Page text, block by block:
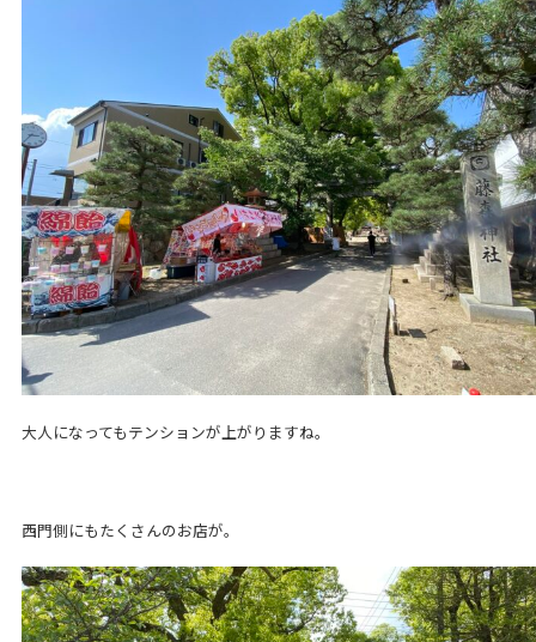
大人になってもテンションが上がりますね。
西門側にもたくさんのお店が。